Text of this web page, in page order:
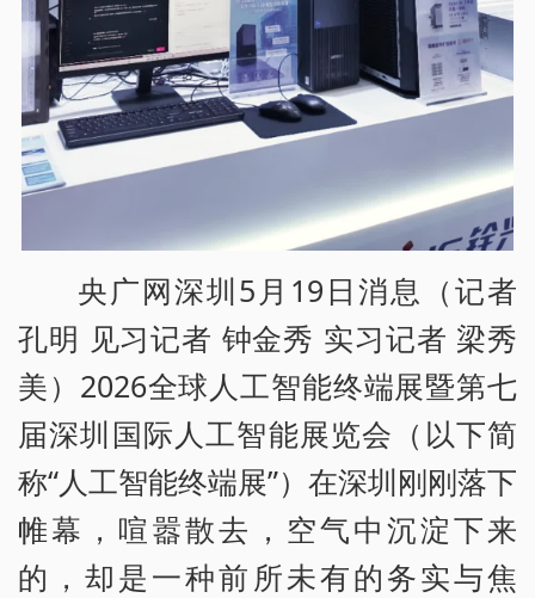
央广网深圳5月19日消息（记者
孔明 见习记者 钟金秀 实习记者 梁秀
美）2026全球人工智能终端展暨第七
届深圳国际人工智能展览会（以下简
称“人工智能终端展”）在深圳刚刚落下
帷幕，喧嚣散去，空气中沉淀下来
的，却是一种前所未有的务实与焦